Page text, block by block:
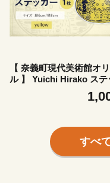
【 奈義町現代美術館オ
ル 】 Yuichi Hirako ステ
ー NagiMOCA yellow ミ
ジアムグッズ コラボレ
すべ